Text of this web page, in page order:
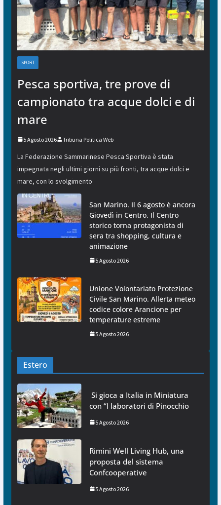
SPORT
Pesca sportiva, tre prove di
campionato tra acque dolci e di
mare
5 Agosto 2026 Tribuna Politica Web
La Federazione Sammarinese Pesca Sportiva è stata
impegnata negli ultimi giorni su più fronti, tra acque dolci e
mare, con lo svolgimento
San Marino. Il 6 agosto è ancora
Giovedì in Centro. Il Centro
storico torna protagonista di
sera tra shopping, cultura e
animazione
5 Agosto 2026
Unione Volontariato Protezione
Civile San Marino. Allerta meteo
codice colore Arancione per
temperature estreme
5 Agosto 2026
Estero
Si gioca a Italia in Miniatura
con “I laboratori di Pinocchio
5 Agosto 2026
Rimini Well Living Hub, una
proposta del sistema
Confcooperative
5 Agosto 2026